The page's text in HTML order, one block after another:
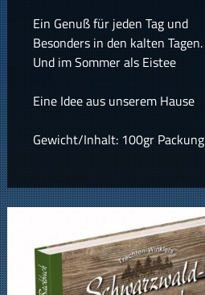
Ein Genuß für jeden Tag und
Besonders in den kalten Tagen.
Und im Sommer als Eistee
Eine Idee aus unserem Hause
Gewicht/Inhalt: 100gr Packung